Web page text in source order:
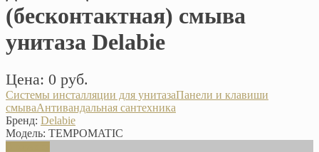
(бесконтактная) смыва
унитаза Delabie
Цена: 0 руб.
Системы инсталляции для унитазаПанели и клавиши
смываАнтивандальная сантехника
Бренд: Delabie
Модель: TEMPOMATIC